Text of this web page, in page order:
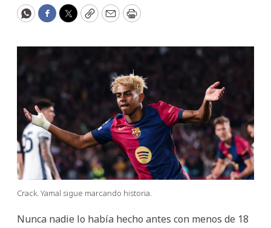
WhatsApp
Facebook
Twitter
CopyEmailPrint
Crack. Yamal sigue marcando historia.
Nunca nadie lo había hecho antes con menos de 18